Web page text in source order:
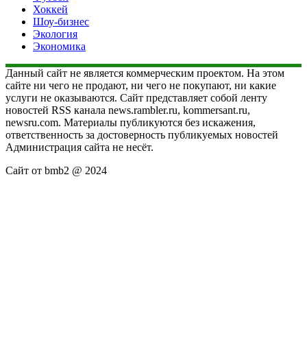
Хоккей
Шоу-бизнес
Экология
Экономика
Данный сайт не является коммерческим проектом. На этом
сайте ни чего не продают, ни чего не покупают, ни какие
услуги не оказываются. Сайт представляет собой ленту
новостей RSS канала news.rambler.ru, kommersant.ru,
newsru.com. Материалы публикуются без искажения,
ответственность за достоверность публикуемых новостей
Администрация сайта не несёт.
Сайт от bmb2 @ 2024